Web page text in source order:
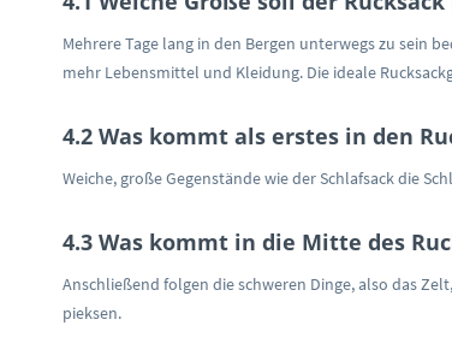
Mehrere Tage lang in den Bergen unterwegs zu sein
mehr Lebensmittel und Kleidung. Die ideale
4.2 Was kommt als erstes in den
Weiche, große Gegenstände wie der Schlafsack die
4.3 Was kommt in die Mitte des
Anschließend folgen die schweren Dinge, also das
pieksen.